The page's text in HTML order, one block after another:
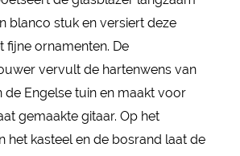
blanco stuk en versiert deze
fijne ornamenten. De
vervult de hartenwens van
de Engelse tuin en maakt voor
gemaakte gitaar. Op het
het kasteel en de bosrand laat de